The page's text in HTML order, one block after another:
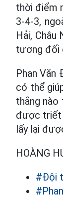
thời điểm
3-4-3,
Hải, Châu
tương đối
Phan
có thể
thắng nào
được triết
lấy lại
HOÀNG
#Đội